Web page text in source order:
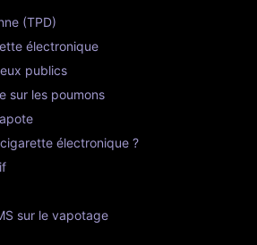
(TPD)
électronique
publics
sur les poumons
électronique ?
sur le vapotage